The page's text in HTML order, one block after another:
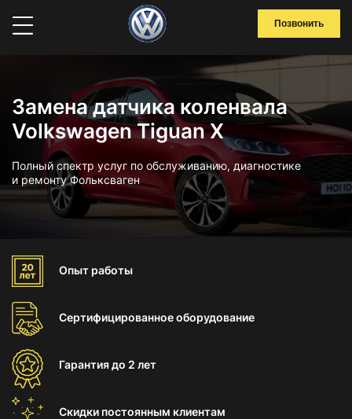
Позвонить
Замена датчика коленвала
Volkswagen Tiguan X
Полный спектр услуг по обслуживанию, диагностике
и ремонту Фольксваген
Опыт работы
Сертифицированноеоборудование
Гарантиядо 2 лет
Скидки постоянным клиентам